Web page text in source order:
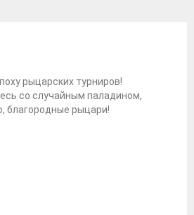
рыцарских турниров!
со случайным паладином,
благородные рыцари!